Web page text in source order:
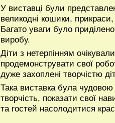
У виставці були
великодні кошики,
Багато уваги було
виробу.
Діти з нетерпінням
продемонструвати свої
дуже захоплені творчістю
Така виставка була
творчість, показати свої
та гостей насолодитися